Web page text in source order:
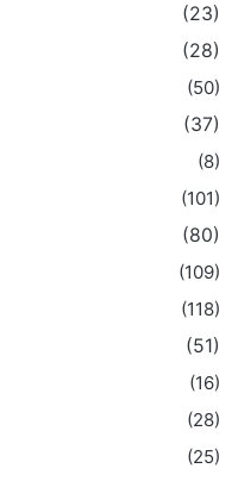
(23)
(28)
(50)
(37)
(8)
(101)
(80)
(109)
(118)
(51)
(16)
(28)
(25)